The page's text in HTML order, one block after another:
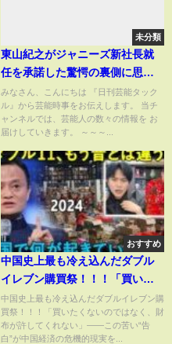
未分類
東山紀之がジャニーズ新社長就
任を承諾した驚愕の裏側に思わ
ず絶句…ジャニーズ解体の声が
高まるなかで、決断せざるえな
かった危機的状態に一同仰天
みなさん、こんにちは 『日刊芸能タック
ル』から芸能時事をお伝えします。 当チ
ャンネルでは、芸能人の数々の情報を お
届けしていきます。 ～～～...
おすすめ
中国史上最も冷え込んだダブル
イレブン購買祭！！！「買いた
くないのではなく、財布が許し
てくれない」——この苦い“告
白”が中国経済の危機的現実を赤
中国史上最も冷え込んだダブルイレブン購
買祭！！！「買いたくないのではなく、財
布が許してくれない」——この苦い“告
白”が中国経済の危機的現実を...